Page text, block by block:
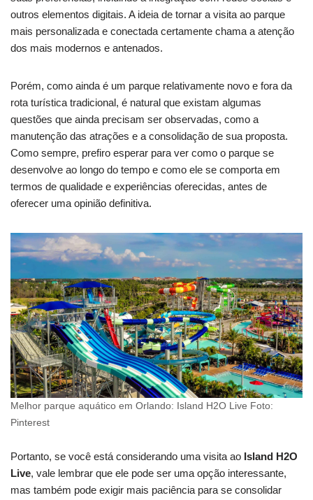
outros elementos digitais. A ideia de tornar a visita ao parque
mais personalizada e conectada certamente chama a atenção
dos mais modernos e antenados.
Porém, como ainda é um parque relativamente novo e fora da
rota turística tradicional, é natural que existam algumas
questões que ainda precisam ser observadas, como a
manutenção das atrações e a consolidação de sua proposta.
Como sempre, prefiro esperar para ver como o parque se
desenvolve ao longo do tempo e como ele se comporta em
termos de qualidade e experiências oferecidas, antes de
oferecer uma opinião definitiva.
Melhor parque aquático em Orlando: Island H2O Live Foto:
Pinterest
Portanto, se você está considerando uma visita ao Island H2O
Live, vale lembrar que ele pode ser uma opção interessante,
mas também pode exigir mais paciência para se consolidar